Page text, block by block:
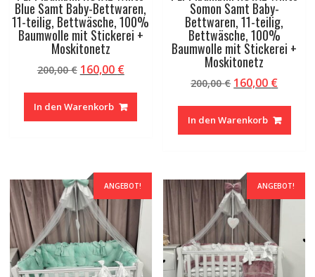
Blue Samt Baby-Bettwaren,
11-teilig, Bettwäsche, 100%
Baumwolle mit Stickerei +
Moskitonetz
200,00€ Ursprünglicher
war:
200,00 €
160,00 €Aktueller
160,00 €.
In den Warenkorb
Somon Samt Baby-
Bettwaren, 11-teilig,
Bettwäsche, 100%
Baumwolle mit Stickerei +
Moskitonetz
200,00€ Ursprünglicher
war:
200,00 €
160,00 €
160,00
In den Warenkorb
ANGEBOT! ANGEBOT!